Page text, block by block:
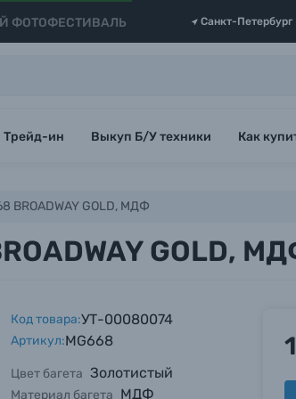
ФОТОФЕСТИВАЛЬ Санкт-Петербург
Трейд-ин Выкуп Б/У техники Как
BROADWAY GOLD, МДФ
GOLD,
Код товара:УТ-00080074
Артикул:MG668
Цвет багета Золотистый
Материал багета МДФ